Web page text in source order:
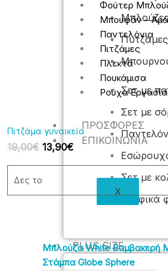
Σετ με
Σετ με
Σετ με
Βρεφικά
PLUS SIZE
Φούτερ
Μπουφάν –
Παντελόνια
Πιτζάμες
Πλεκτά
Πουκάμισα
Ρούχα
ΠΡΟΣΦΟΡΈΣ
ΕΠΙΚΟΙΝΩΝΊΑ
X
Πιτζάμα γυναικεία
19,00€ 13,90€
Δες το
Μπλούζα White Βαμβακερή
Στάμπα Globe Sphere